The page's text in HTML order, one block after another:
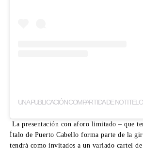
La presentación con aforo limitado – que
Ítalo de Puerto Cabello forma parte de la
tendrá como invitados a un variado cartel